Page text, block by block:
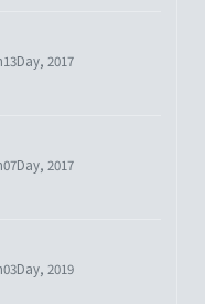
2017
2017
2019